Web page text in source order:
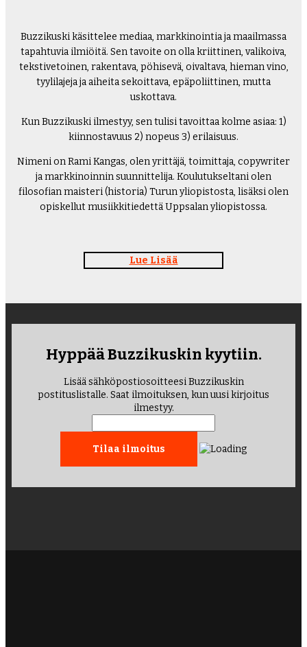
Buzzikuski käsittelee mediaa, markkinointia ja maailmassa
tapahtuvia ilmiöitä. Sen tavoite on olla kriittinen, valikoiva,
tekstivetoinen, rakentava, pöhisevä, oivaltava, hieman vino,
tyylilajeja ja aiheita sekoittava, epäpoliittinen, mutta
uskottava.
Kun Buzzikuski ilmestyy, sen tulisi tavoittaa kolme asiaa: 1)
kiinnostavuus 2) nopeus 3) erilaisuus.
Nimeni on Rami Kangas, olen yrittäjä, toimittaja, copywriter
ja markkinoinnin suunnittelija. Koulutukseltani olen
filosofian maisteri (historia) Turun yliopistosta, lisäksi olen
opiskellut musiikkitiedettä Uppsalan yliopistossa.
Lue Lisää
Hyppää Buzzikuskin kyytiin.
Lisää sähköpostiosoitteesi Buzzikuskin
postituslistalle. Saat ilmoituksen, kun uusi kirjoitus
ilmestyy.